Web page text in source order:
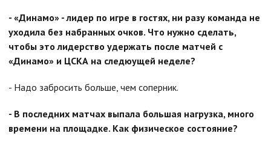
- «Динамо» - лидер по игре в гостях, ни разу команда не
уходила без набранных очков. Что нужно сделать,
чтобы это лидерство удержать после матчей с
«Динамо» и ЦСКА на следюущей неделе?
- Надо забросить больше, чем соперник.
- В последних матчах выпала большая нагрузка, много
времени на площадке. Как физическое состояние?